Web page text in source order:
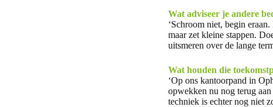
Wat adviseer je andere
‘Schroom niet, begin
maar zet kleine stappen.
uitsmeren over de lange
Wat houden die
‘Op ons kantoorpand in
opwekken nu nog terug
techniek is echter nog niet